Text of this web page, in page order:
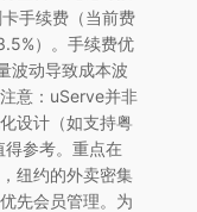
手续费（当前费
）。手续费优
波动导致成本波
意：uServe并非
设计（如支持粤
参考。重点在
纽约的外卖密集
先会员管理。为